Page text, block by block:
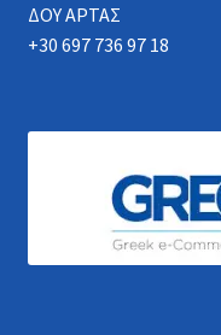
ΔΟΥ ΑΡΤΑΣ
+30 697 736 97 18